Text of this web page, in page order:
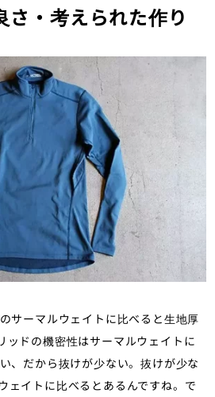
さ・考えられた作り
サーマルウェイトに比べると生地厚
ッドの機密性はサーマルウェイトに
、だから抜けが少ない。抜けが少な
ェイトに比べるとあるんですね。で